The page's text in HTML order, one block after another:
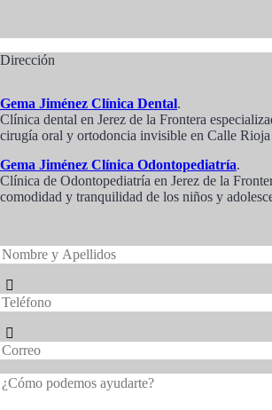
Dirección
Gema Jiménez Clínica Dental.
Clínica dental en Jerez de la Frontera
cirugía oral y ortodoncia invisible en Calle
Gema Jiménez Clínica Odontopediatría.
Clínica de Odontopediatría en Jerez de la
comodidad y tranquilidad de los niños y